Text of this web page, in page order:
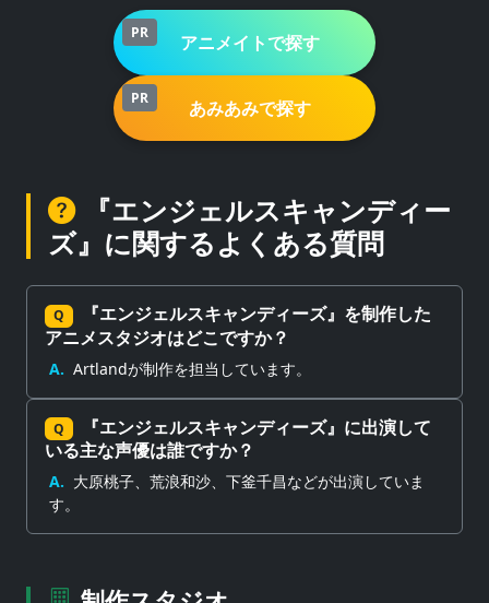
PR アニメイトで探す
PR あみあみで探す
『エンジェルスキャンディー
ズ』に関するよくある質問
Q
『エンジェルスキャンディーズ』を制作した
アニメスタジオはどこですか？
A. Artlandが制作を担当しています。
Q
『エンジェルスキャンディーズ』に出演して
いる主な声優は誰ですか？
A. 大原桃子、荒浪和沙、下釜千昌などが出演していま
す。